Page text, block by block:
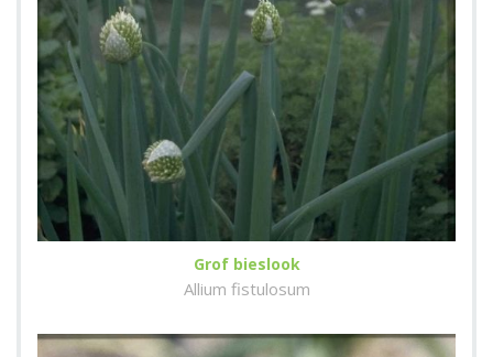
Grof bieslook
Allium fistulosum